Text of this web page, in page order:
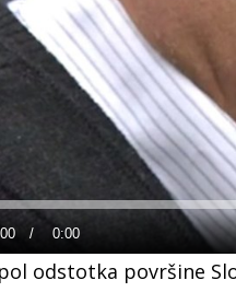
/ Duration
0:00
odstotka površine